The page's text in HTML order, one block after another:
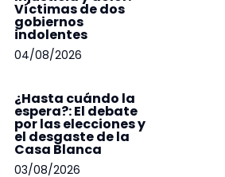
Víctimas de dos
gobiernos
indolentes
04/08/2026
¿Hasta cuándo la
espera?: El debate
por las elecciones y
el desgaste de la
Casa Blanca
03/08/2026